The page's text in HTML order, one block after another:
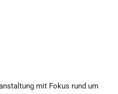
mit Fokus rund um